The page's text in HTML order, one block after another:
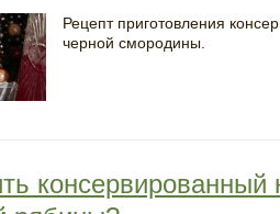
Рецепт приготовления
черной смородины.
консервированный